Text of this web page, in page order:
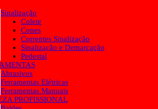
Sinalização
Colete
Cones
Correntes Sinalização
Sinalização e Demarcação
Pedestal
Abrasivos
Ferramentas Elétricas
Ferramentas Manuais
PROFISSIONAL